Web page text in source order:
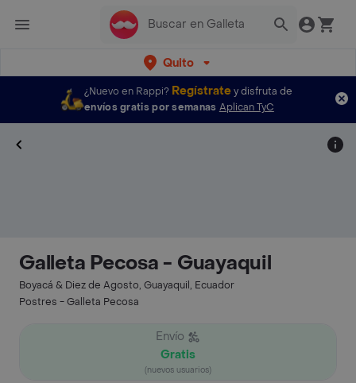
Quito
¿Nuevo en Rappi? Regístratey disfruta de
envíos gratis por semanas Aplican TyC
Galleta Pecosa - Guayaquil
Boyacá & Diez de Agosto, Guayaquil, Ecuador
Postres - Galleta Pecosa
Envío
Gratis
(nuevos usuarios)